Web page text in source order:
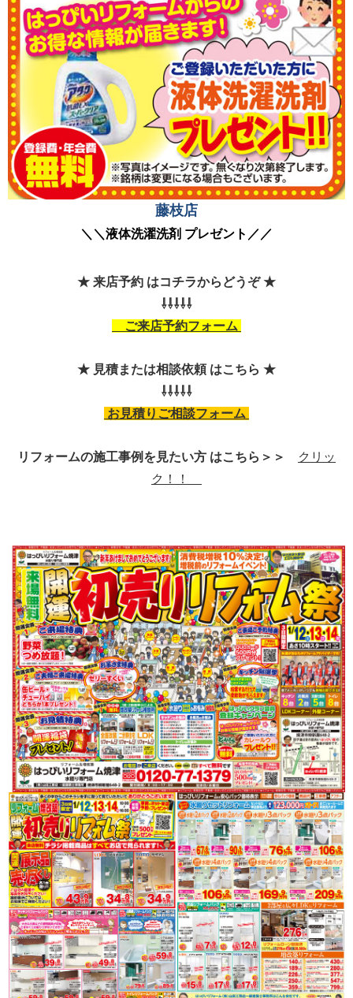
藤枝店
＼＼液体洗濯洗剤 プレゼント ／／
★ 来店予約 はコチラからどうぞ ★
⇩⇩⇩⇩⇩
ご来店予約フォーム
★ 見積または相談依頼 はこちら ★
⇩⇩⇩⇩⇩
お見積りご相談フォーム
リフォームの施工事例を見たい方 はこちら＞＞
クリッ
ク！！